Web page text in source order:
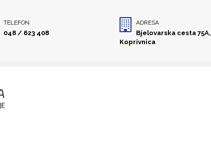
TELEFON
048 / 623 408
ADRESA
Bjelovarska cesta 75A,
Koprivnica